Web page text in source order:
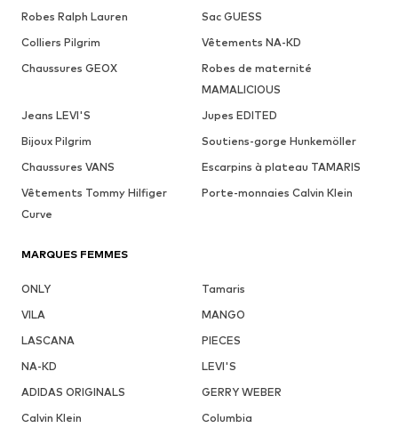
Robes Ralph Lauren
Sac GUESS
Colliers Pilgrim
Vêtements NA-KD
Chaussures GEOX
Robes de maternité
MAMALICIOUS
Jeans LEVI'S
Jupes EDITED
Bijoux Pilgrim
Soutiens-gorge Hunkemöller
Chaussures VANS
Escarpins à plateau TAMARIS
Vêtements Tommy Hilfiger
Curve
Porte-monnaies Calvin Klein
MARQUES FEMMES
ONLY
Tamaris
VILA
MANGO
LASCANA
PIECES
NA-KD
LEVI'S
ADIDAS ORIGINALS
GERRY WEBER
Calvin Klein
Columbia